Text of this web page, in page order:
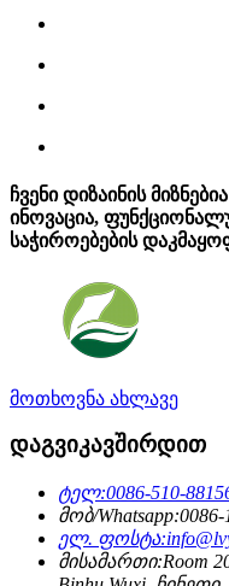
ჩვენი დიზაინის
ინოვაცია,
საჭიროებების
მოთხოვნა ახლავე
დაგვიკავშირდით
ტელ:0086-510-
მობ/Whatsapp:0086-
ელ. ფოსტა:
მისამართი:Room